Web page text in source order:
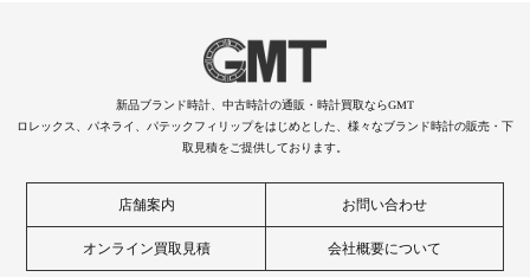
新品ブランド時計、中古時計の通販・時計買取ならGMT
ロレックス、パネライ、パテックフィリップをはじめとした、様々なブランド時計の販売・下
取見積をご提供しております。
店舗案内 お問い合わせ
オンライン買取見積 会社概要について